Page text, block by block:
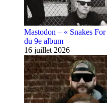
Mastodon – « Snakes
du 9e album
16 juillet 2026